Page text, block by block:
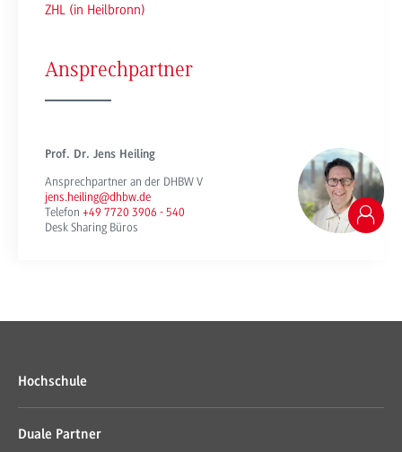
ZHL (in Heilbronn)
Ansprechpartner
Prof. Dr. Jens Heiling
Ansprechpartner an der DHBW V
jens.heiling@dhbw.de
Telefon+49 7720 3906 - 540
Desk Sharing Büros
Hochschule
Duale Partner